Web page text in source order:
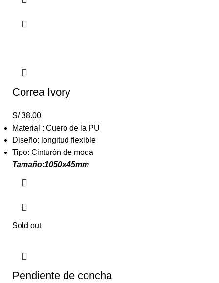
Correa Ivory
S/38.00
Material : Cuero de la PU
Diseño: longitud flexible
Tipo: Cinturón de moda
Tamaño:1050x45mm
Sold out
Pendiente de concha